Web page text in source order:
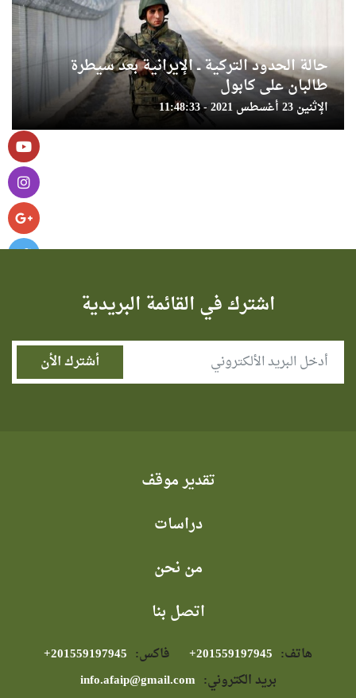
حالة الحدود التركية ــ الإيرانية بعد سيطرة
طالبان على كابول
الإثنين 23 أغسطس 2021 - 11:48:33
اشترك في القائمة البريدية
تقدير موقف
دراسات
من نحن
اتصل بنا
هاتف: فاكس:
بريد الكتروني: info.afaip@gmail.com